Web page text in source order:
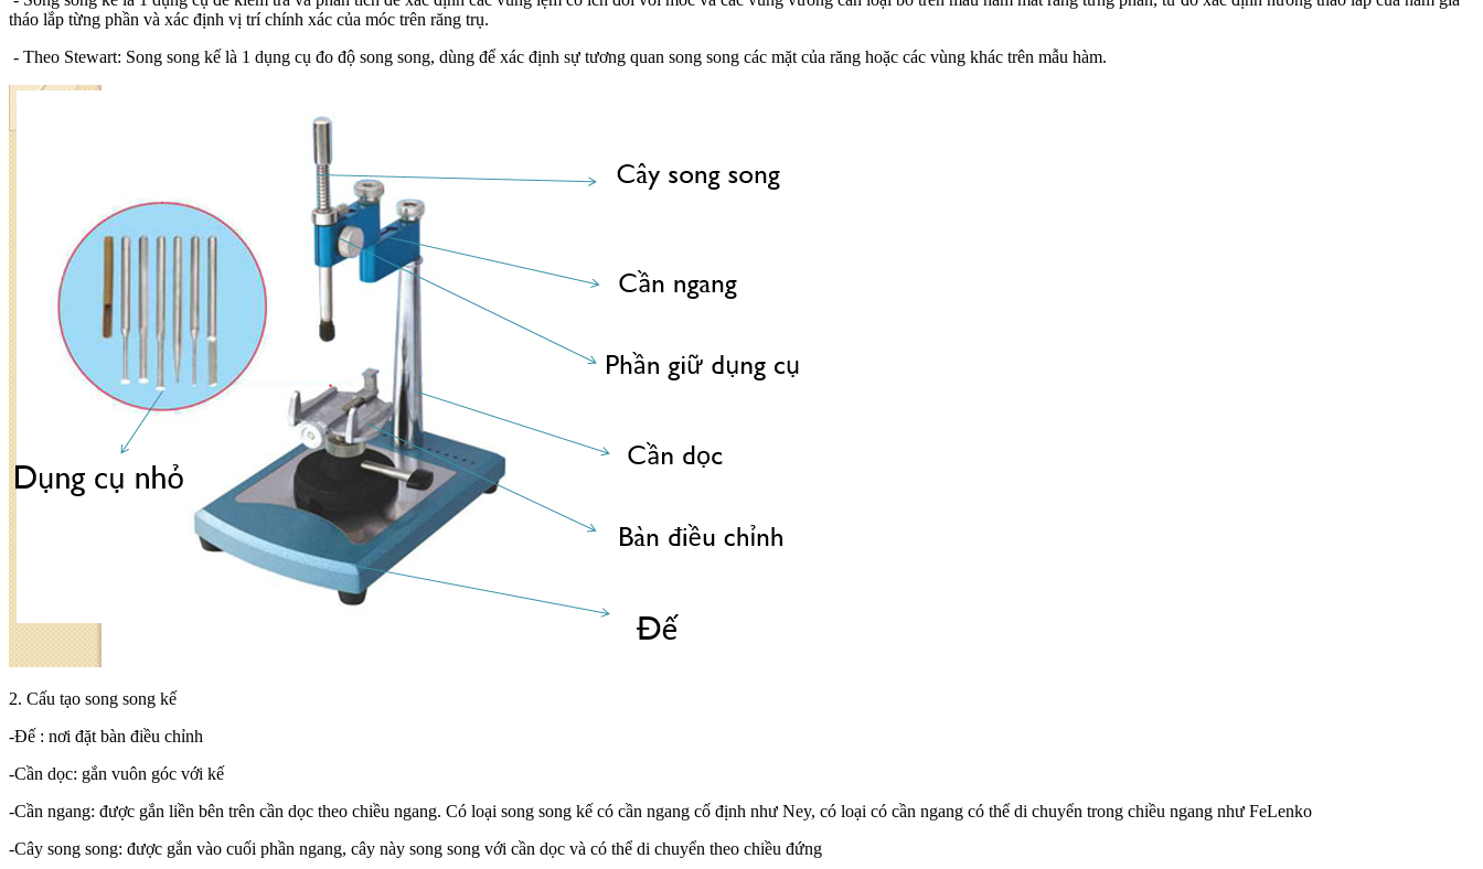
tháo lắp từng phần và xác định vị trí chính xác của móc trên răng trụ.
- Theo Stewart: Song song kế là 1 dụng cụ đo độ song song, dùng để xác định sự tương quan song song các mặt của răng hoặc các vùng khác trên mẫu hàm.
2. Cấu tạo song song kế
-Đế : nơi đặt bàn điều chỉnh
-Cần dọc: gắn vuôn góc với kế
-Cần ngang: được gắn liền bên trên cần dọc theo chiều ngang. Có loại song song kế có cần ngang cố định như Ney, có loại có cần ngang có thể di chuyển trong chiều ngang như FeLenko
-Cây song song: được gắn vào cuối phần ngang, cây này song song với cần dọc và có thể di chuyển theo chiều đứng